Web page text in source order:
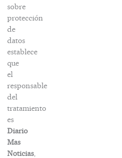
sobre
protección
de
datos
establece
que
el
responsable
del
tratamiento
es
Diario
Mas
Noticias,